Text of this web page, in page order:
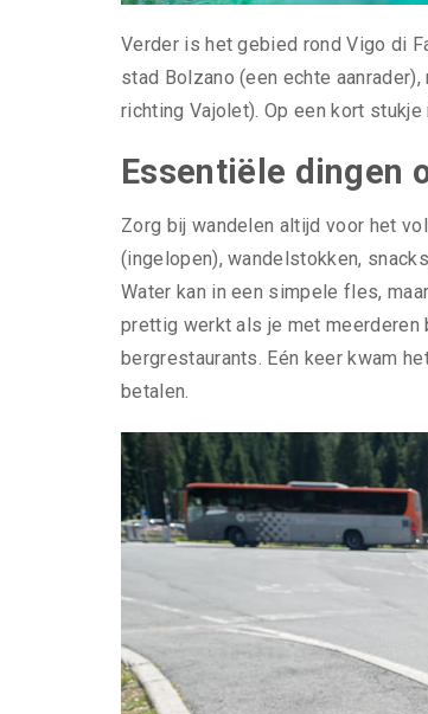
Verder is het gebied rond Vigo di
stad Bolzano (een echte
richting Vajolet). Op een kort
Essentiële dingen
Zorg bij wandelen altijd voor het
(ingelopen), wandelstokken,
Water kan in een simpele fles,
prettig werkt als je met meerderen
bergrestaurants. Eén keer kwam
betalen.